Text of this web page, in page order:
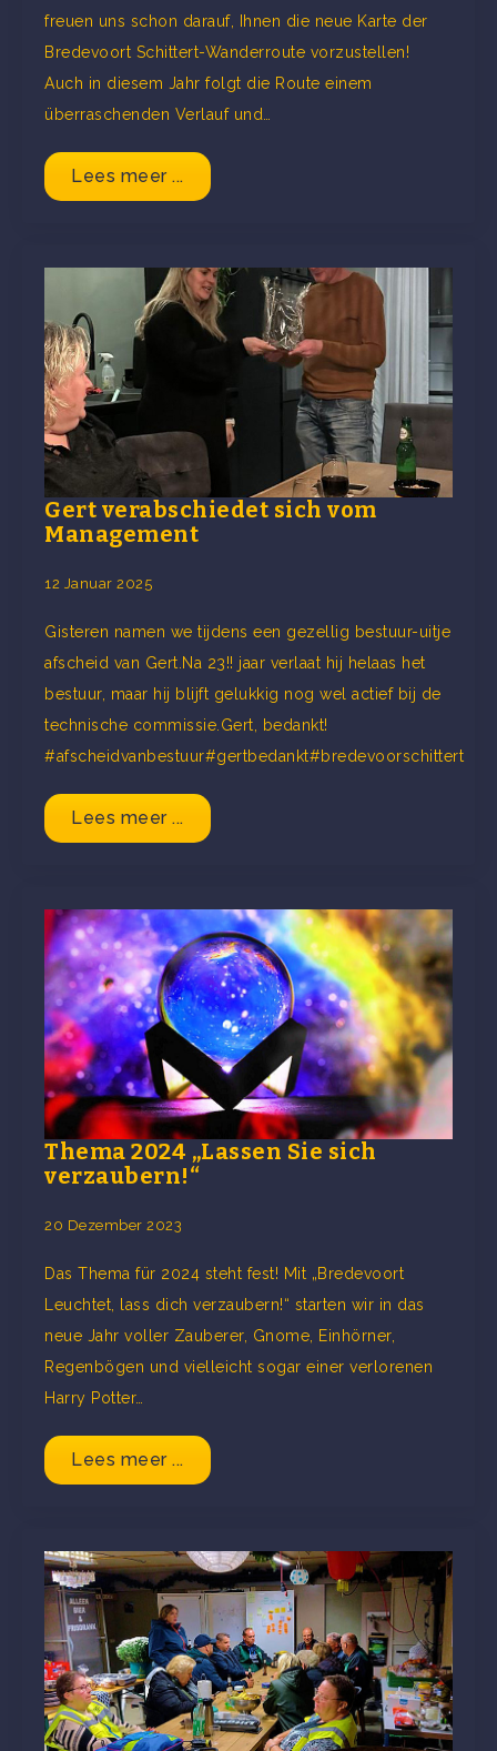
freuen uns schon darauf, Ihnen die neue Karte der
Bredevoort Schittert-Wanderroute vorzustellen!
Auch in diesem Jahr folgt die Route einem
überraschenden Verlauf und…
Lees meer ...
Gert verabschiedet sich vom
Management
12 Januar 2025
Gisteren namen we tijdens een gezellig bestuur-uitje
afscheid van Gert.Na 23!! jaar verlaat hij helaas het
bestuur, maar hij blijft gelukkig nog wel actief bij de
technische commissie.Gert, bedankt!
#afscheidvanbestuur#gertbedankt#bredevoorschittert
Lees meer ...
Thema 2024 „Lassen Sie sich
verzaubern!“
20 Dezember 2023
Das Thema für 2024 steht fest! Mit „Bredevoort
Leuchtet, lass dich verzaubern!“ starten wir in das
neue Jahr voller Zauberer, Gnome, Einhörner,
Regenbögen und vielleicht sogar einer verlorenen
Harry Potter…
Lees meer ...